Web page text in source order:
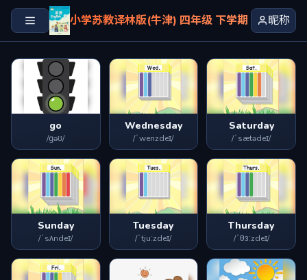
小学苏教译林版(牛津) 四年级 下学期 昵称
go
/ɡəʊ/
Wednesday
/ˈwenzdeɪ/
Saturday
/ˈsætədeɪ/
Sunday
/ˈsʌndeɪ/
Tuesday
/ˈtjuːzdeɪ/
Thursday
/ˈθɜːzdeɪ/